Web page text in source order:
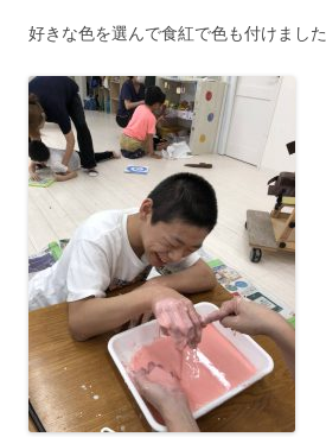
好きな色を選んで食紅で色も付けました